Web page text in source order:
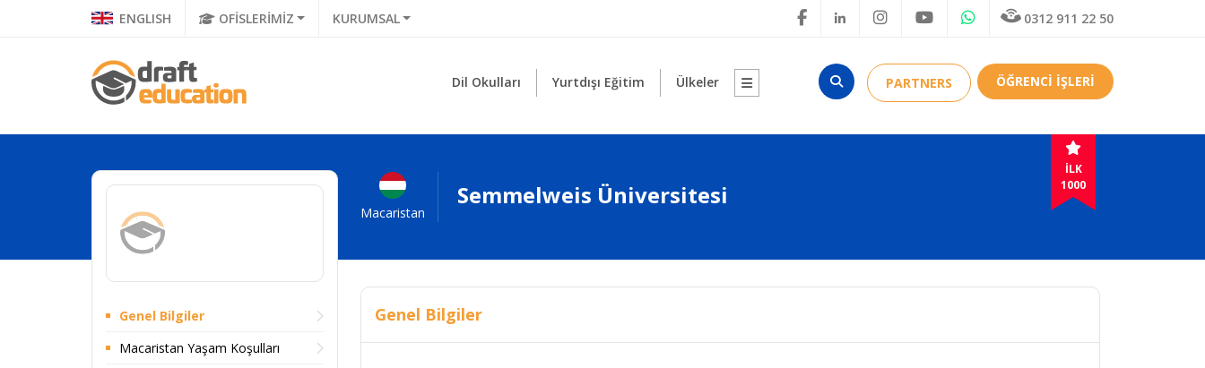
ENGLISH OFİSLERİMİZ KURUMSAL 0312 911 22 50
Dil Okulları Yurtdışı Eğitim Ülkeler PARTNERS ÖĞRENCİ İŞLERİ
İLK
1000
Macaristan
Semmelweis Üniversitesi
Genel Bilgiler
Macaristan Yaşam Koşulları
Genel Bilgiler